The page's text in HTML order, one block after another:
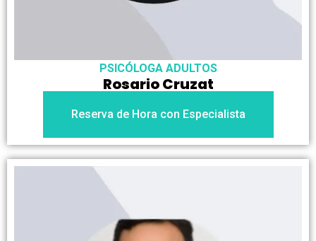
PSICÓLOGA ADULTOS
Rosario Cruzat
Reserva de Hora con Especialista